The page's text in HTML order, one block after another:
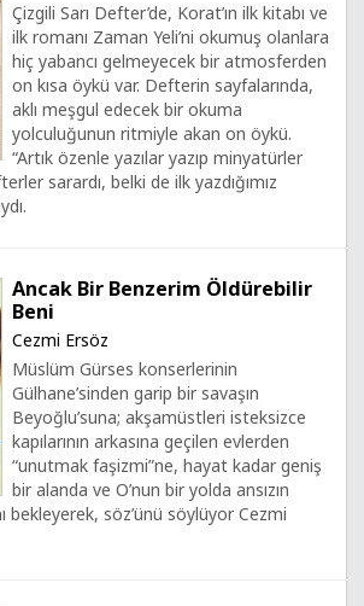
Çizgili Sarı Defter’de, Korat’ın ilk kitabı ve
ilk romanı Zaman Yeli’ni okumuş olanlara
hiç yabancı gelmeyecek bir atmosferden
on kısa öykü var. Defterin sayfalarında,
aklı meşgul edecek bir okuma
yolculuğunun ritmiyle akan on öykü.
“Artık özenle yazılar yazıp minyatürler
sarardı, belki de ilk yazdığımız
Ancak Bir Benzerim Öldürebilir
Beni
Cezmi Ersöz
Müslüm Gürses konserlerinin
Gülhane’sinden garip bir savaşın
Beyoğlu’suna; akşamüstleri isteksizce
kapılarının arkasına geçilen evlerden
“unutmak faşizmi”ne, hayat kadar geniş
bir alanda ve O’nun bir yolda ansızın
bekleyerek, söz’ünü söylüyor Cezmi